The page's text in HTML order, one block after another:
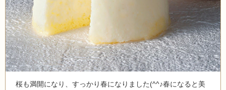
桜も満開になり、すっかり春になりました(^^♪春になると美